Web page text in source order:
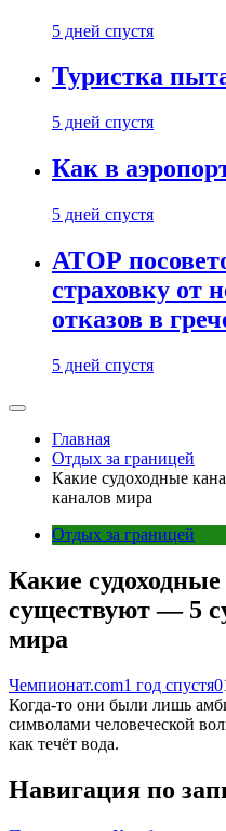
5 дней спустя
Туристка
5 дней спустя
Как в
5 дней спустя
АТОР
страховку от
отказов в
5 дней спустя
Главная
Отдых за границей
Какие судоходные
каналов мира
Отдых за границей
Какие
существуют — 5
мира
Чемпионат.com1 год спустя0
Когда-то они были лишь
символами человеческой
как течёт вода.
Навигация по